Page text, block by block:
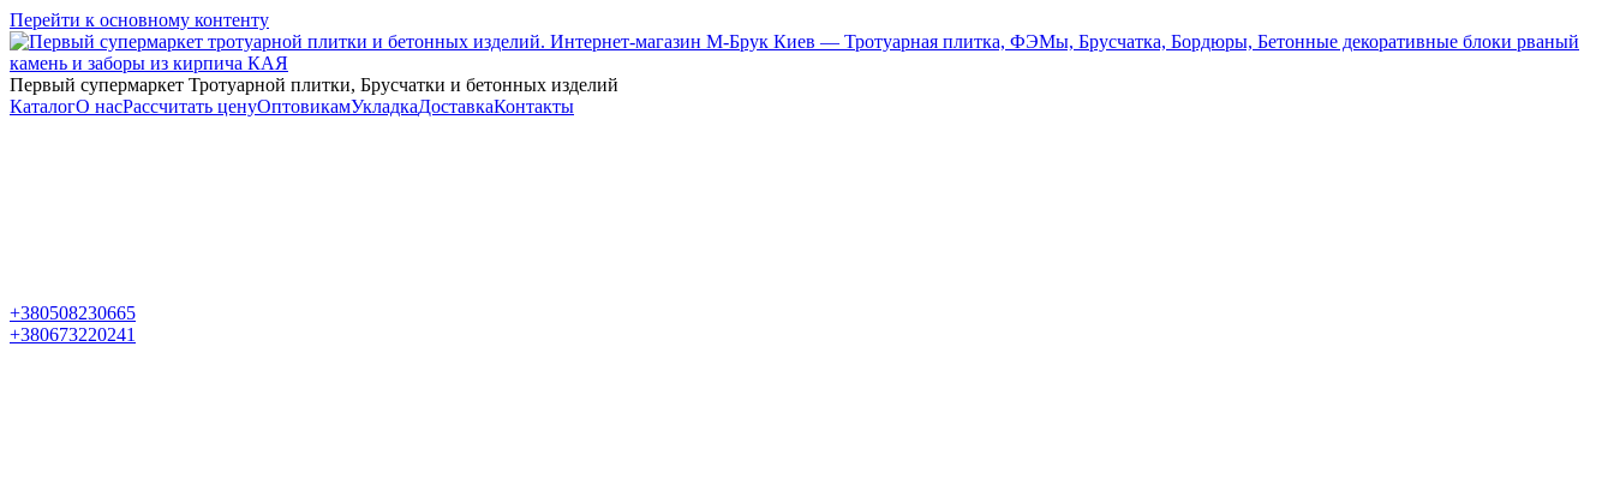
Перейти к основному контенту
Первый супермаркет Тротуарной плитки, Брусчатки и бетонных изделий
КаталогО насРассчитать ценуОптовикамУкладкаДоставкаКонтакты
+380508230665
+380673220241